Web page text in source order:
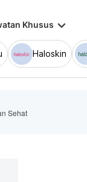
Khusus keyboard_arrow_down
Haloskin
Sehat